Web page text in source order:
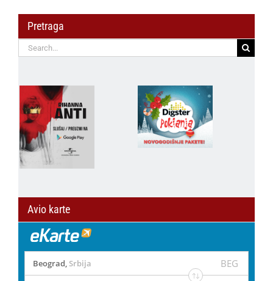
Pretraga
Search
for:
Avio karte
Beograd, Srbija BEG